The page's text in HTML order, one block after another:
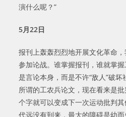
演什么呢？”
5月22日
报刊上轰轰烈烈地开展文化革命
参加论战。谁掌握报刊，谁就掌
是言论本身，而是不许“敌人”破
所谓的工农兵论文，现在看来是
个字就可以变成下一次运动批判
代远没有到来，最大的障碍是幼